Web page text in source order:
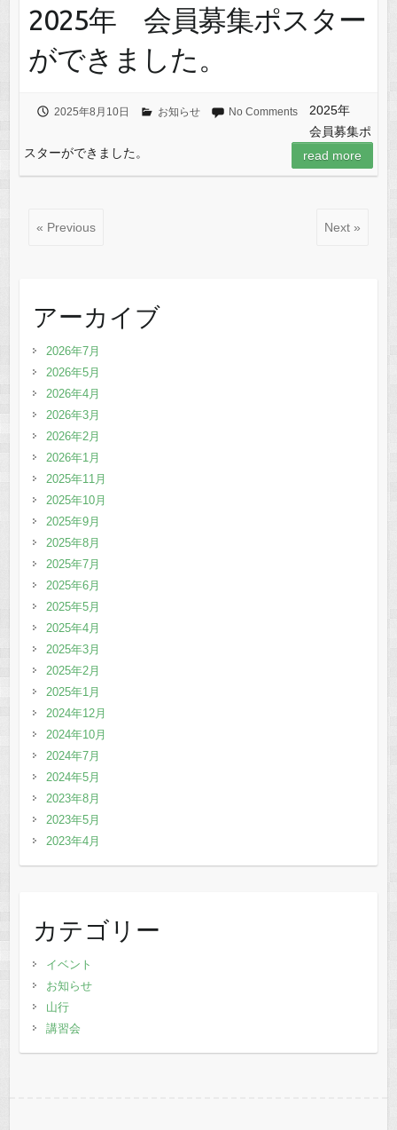
2025年 会員募集ポスター
ができました。
2025年8月10日 お知らせ No Comments
2025年
会員募集ポ
スターができました。
read more
« Previous Next »
アーカイブ
2026年7月
2026年5月
2026年4月
2026年3月
2026年2月
2026年1月
2025年11月
2025年10月
2025年9月
2025年8月
2025年7月
2025年6月
2025年5月
2025年4月
2025年3月
2025年2月
2025年1月
2024年12月
2024年10月
2024年7月
2024年5月
2023年8月
2023年5月
2023年4月
カテゴリー
イベント
お知らせ
山行
講習会